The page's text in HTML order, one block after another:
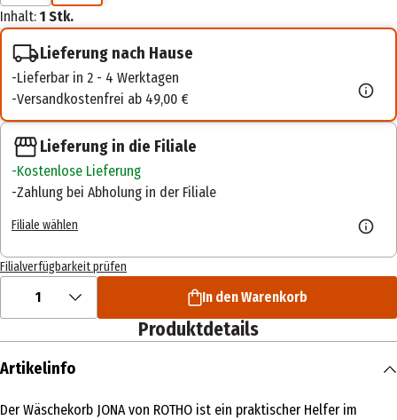
Inhalt: 1 Stk.
Lieferung nach Hause
Lieferbar in 2 - 4 Werktagen
Versandkostenfrei ab 49,00 €
Lieferung in die Filiale
Kostenlose Lieferung
Zahlung bei Abholung in der Filiale
Filiale wählen
Filialverfügbarkeit prüfen
1 In den Warenkorb
Produktdetails
Artikelinfo
Der Wäschekorb JONA von ROTHO ist ein praktischer Helfer im